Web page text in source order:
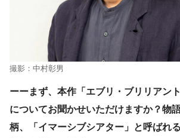
撮影：中村彰男
ーーまず、本作「エブリ・ブリリアン
についてお聞かせいただけますか？物
柄、「イマーシブシアター」と呼ばれ